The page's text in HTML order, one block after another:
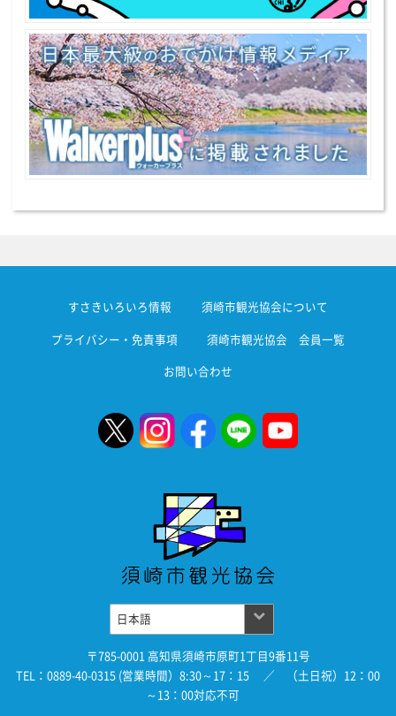
すさきいろいろ情報 須崎市観光協会について
プライバシー・免責事項 須崎市観光協会 会員一覧
お問い合わせ
〒785-0001 高知県須崎市原町1丁目9番11号
TEL：0889-40-0315 (営業時間）8:30～17：15 ／ （土日祝）12：00
～13：00対応不可